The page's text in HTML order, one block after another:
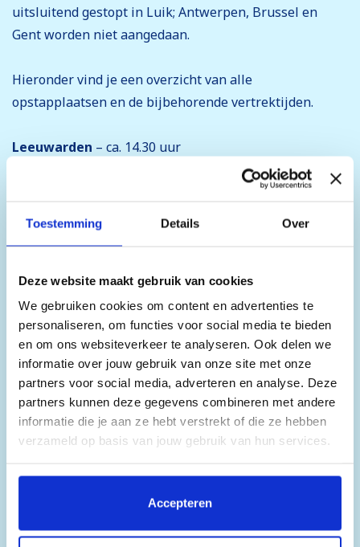
Toestemming Details Over
Deze website maakt gebruik van cookies
We gebruiken cookies om content en advertenties te
personaliseren, om functies voor social media te bieden
en om ons websiteverkeer te analyseren. Ook delen we
informatie over jouw gebruik van onze site met onze
partners voor social media, adverteren en analyse. Deze
partners kunnen deze gegevens combineren met andere
informatie die je aan ze hebt verstrekt of die ze hebben
verzameld op basis van jouw gebruik van hun services.
Door op 'Accepteren' te klikken, stem je in met het
plaatsen van alle cookies. Klik op 'Details' voor een
cookies je wilt toestaan. Je kunt je voorkeuren op elk
Accepteren
uitsluitend gestopt in Luik; Antwerpen, Brussel en
Gent worden niet aangedaan.
Hieronder vind je een overzicht van alle
opstapplaatsen en de bijbehorende vertrektijden.
Leeuwarden – ca. 14.30 uur
– Station Leeuwarden, busplatform busstation
Heerenveen
– ca. 15.00 uur